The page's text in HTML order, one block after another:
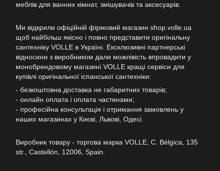
меблів для ванних кімнат, змішувачів та аксесуарів.
Ми відкрили офіційній фірмовий магазин shop.volle.ua
щоб найбільш якісно і повно представити оригінальну
сантехніку VOLLE в Україні. Ексклюзивні партнерські
відносини з виробником дали можлівість впровадити у
монобрендовому магазині VOLLE кращі сервіси для
купівлі оригінальної іспанської сантехніки:
- безкоштовна доставка не габаритних товарів;
- онлайн оплата і оплата частинами;
- професійна консультація і отримання замовлень у
наших магазинах у Києві, Львові, Одесі.
Виробник товару - торгова марка VOLLE, C. Bélgica, 135
str., Castellón, 12006, Spain.